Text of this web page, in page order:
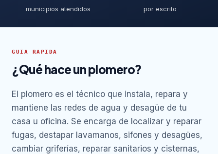
municipios atendidos por escrito
GUÍA RÁPIDA
¿Qué hace un plomero?
El plomero es el técnico que instala, repara y
mantiene las redes de agua y desagüe de tu
casa u oficina. Se encarga de localizar y reparar
fugas, destapar lavamanos, sifones y desagües,
cambiar griferías, reparar sanitarios y cisternas,